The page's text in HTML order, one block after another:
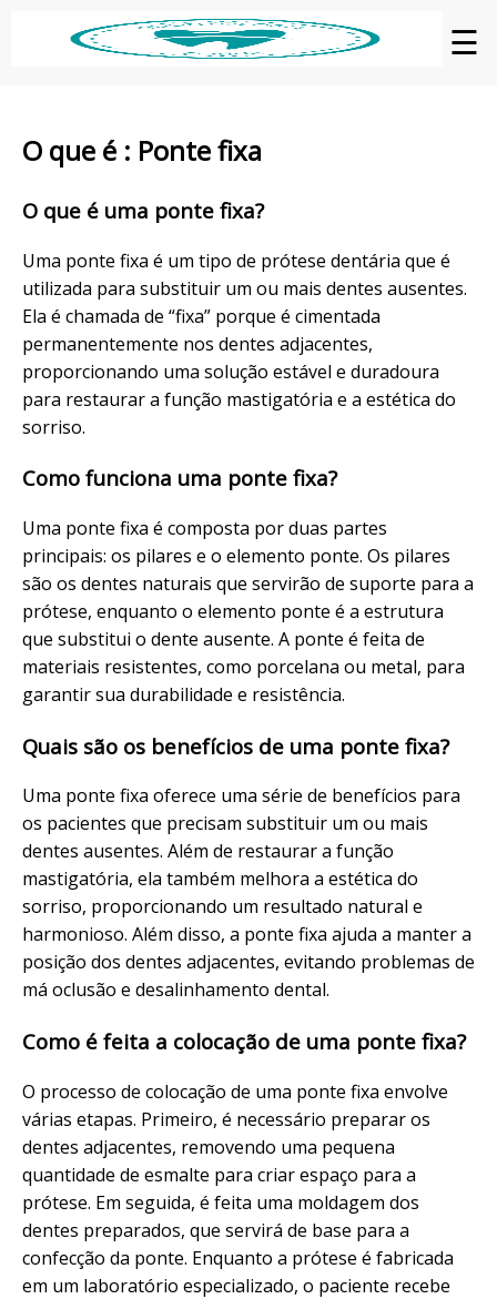
☰
O que é : Ponte fixa
O que é uma ponte fixa?
Uma ponte fixa é um tipo de prótese dentária que é
utilizada para substituir um ou mais dentes ausentes.
Ela é chamada de “fixa” porque é cimentada
permanentemente nos dentes adjacentes,
proporcionando uma solução estável e duradoura
para restaurar a função mastigatória e a estética do
sorriso.
Como funciona uma ponte fixa?
Uma ponte fixa é composta por duas partes
principais: os pilares e o elemento ponte. Os pilares
são os dentes naturais que servirão de suporte para a
prótese, enquanto o elemento ponte é a estrutura
que substitui o dente ausente. A ponte é feita de
materiais resistentes, como porcelana ou metal, para
garantir sua durabilidade e resistência.
Quais são os benefícios de uma ponte fixa?
Uma ponte fixa oferece uma série de benefícios para
os pacientes que precisam substituir um ou mais
dentes ausentes. Além de restaurar a função
mastigatória, ela também melhora a estética do
sorriso, proporcionando um resultado natural e
harmonioso. Além disso, a ponte fixa ajuda a manter a
posição dos dentes adjacentes, evitando problemas de
má oclusão e desalinhamento dental.
Como é feita a colocação de uma ponte fixa?
O processo de colocação de uma ponte fixa envolve
várias etapas. Primeiro, é necessário preparar os
dentes adjacentes, removendo uma pequena
quantidade de esmalte para criar espaço para a
prótese. Em seguida, é feita uma moldagem dos
dentes preparados, que servirá de base para a
confecção da ponte. Enquanto a prótese é fabricada
em um laboratório especializado, o paciente recebe